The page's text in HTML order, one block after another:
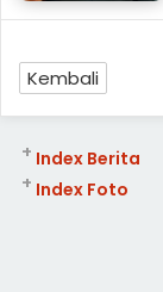
Kembali
Index Berita
+
Index Foto
+